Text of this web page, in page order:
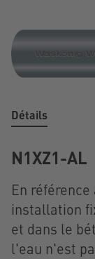
Détails
N1XZ1-AL
En référence
installation
et dans le
l'eau n'est